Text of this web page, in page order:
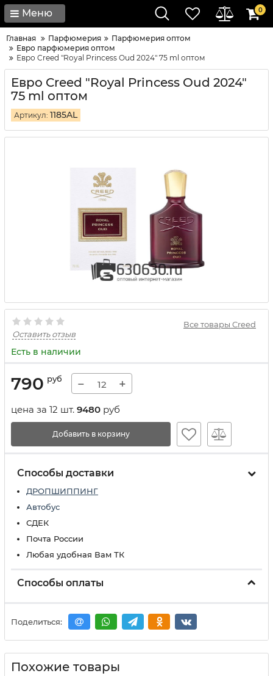
Меню 0
Главная Парфюмерия
Парфюмерия оптом
Евро парфюмерия оптом
Евро Creed "Royal Princess Oud 2024" 75 ml оптом
Евро Creed "Royal Princess Oud 2024"
75 ml оптом
Артикул: 1185AL
Все товары Creed
Оставить отзыв
Есть в наличии
790 руб − +
цена за 12 шт. 9480 руб
Добавить в корзину
Способы доставки
ДРОПШИППИНГ
Автобус
СДЕК
Почта России
Любая удобная Вам ТК
Способы оплаты
Поделиться:
Похожие товары